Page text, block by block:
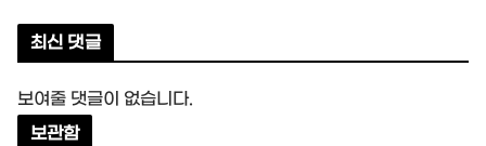
최신 댓글
보여줄 댓글이 없습니다.
보관함